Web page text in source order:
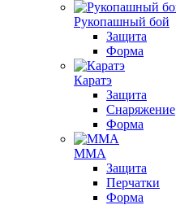
Рукопашный бой
Защита
Форма
Каратэ
Защита
Снаряжение
Форма
ММА
Защита
Перчатки
Форма